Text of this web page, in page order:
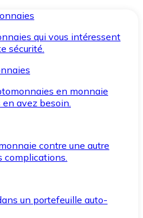
qui vous intéressent
sécurité.
en monnaie
en avez besoin.
contre une autre
complications.
un portefeuille auto-